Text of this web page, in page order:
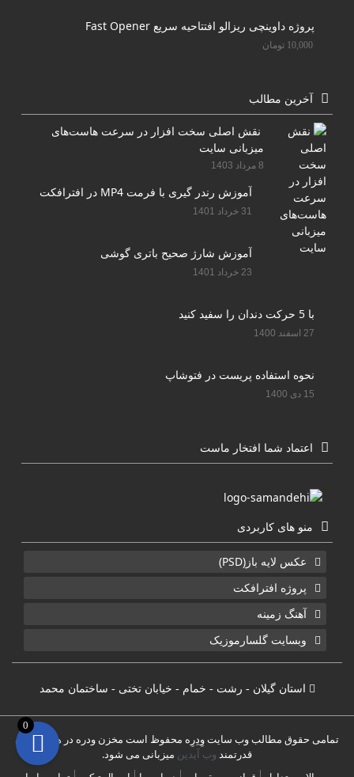
پروژه داوینچی ریزالو افتتاحیه سریع Fast Opener
10,000 تومان
آخرین مطالب
نقش اصلی سخت افزار در سرعت هاست‌های
میزبانی سایت
8 مرداد 1403
آموزش رندر گیری با فرمت MP4 در افترافکت
31 خرداد 1401
آموزش شارژ صحیح باتری گوشی
23 خرداد 1401
با 5 حرکت دندان را سفید کنید
27 اسفند 1400
نحوه استفاده پریست در فتوشاپ
15 دی 1400
اعتماد شما افتخار ماست
منو های کاربردی
عکس لایه باز(PSD)
پروژه افترافکت
آهنگ زمینه
وبسایت گلسارموزیک
استان گیلان - رشت - خمام - خیابان تختی - ساختمان محمد
تمامی حقوق مطالب وب سایت وِدِرِه محفوظ است مخزن ودره در هاست های
قدرتمند وب آیدین میزبانی می شود.
0